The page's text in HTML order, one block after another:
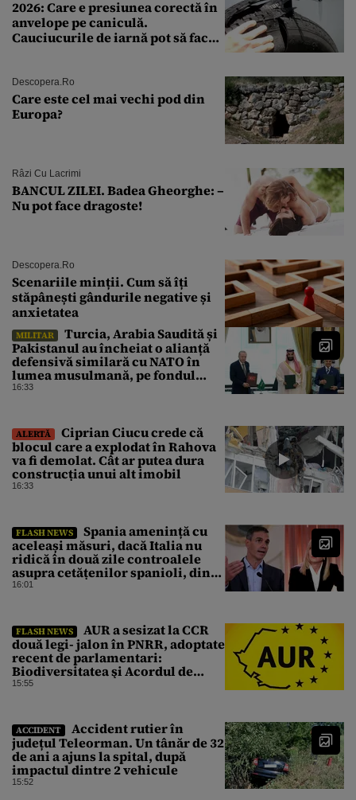
2026: Care e presiunea corectă în
anvelope pe caniculă.
Cauciucurile de iarnă pot să facă
Descopera.ro
Care este cel mai vechi pod din
Europa?
Râzi Cu Lacrimi
BANCUL ZILEI. Badea Gheorghe: –
Nu pot face dragoste!
Descopera.ro
Scenariile minții. Cum să îți
stăpânești gândurile negative și
anxietatea
MILITAR
Turcia, Arabia Saudită și
Pakistanul au încheiat o alianță
defensivă similară cu NATO în
lumea musulmană, pe fondul
conflictelor din Orientul Mijlociu
16:33
ALERTĂ
Ciprian Ciucu crede că
blocul care a explodat în Rahova
va fi demolat. Cât ar putea dura
construcția unui alt imobil
16:33
FLASH NEWS
Spania amenință cu
aceleași măsuri, dacă Italia nu
ridică în două zile controalele
asupra cetățenilor spanioli, din
cauza crizei migrației
16:01
FLASH NEWS
AUR a sesizat la CCR
două legi- jalon în PNRR, adoptate
recent de parlamentari:
Biodiversitatea şi Acordul de
împrumut cu BIRD
15:55
ACCIDENT
Accident rutier în
județul Teleorman. Un tânăr de 32
de ani a ajuns la spital, după
impactul dintre 2 vehicule
15:52